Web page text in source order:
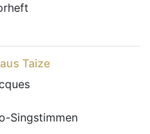
Taize
Singstimmen